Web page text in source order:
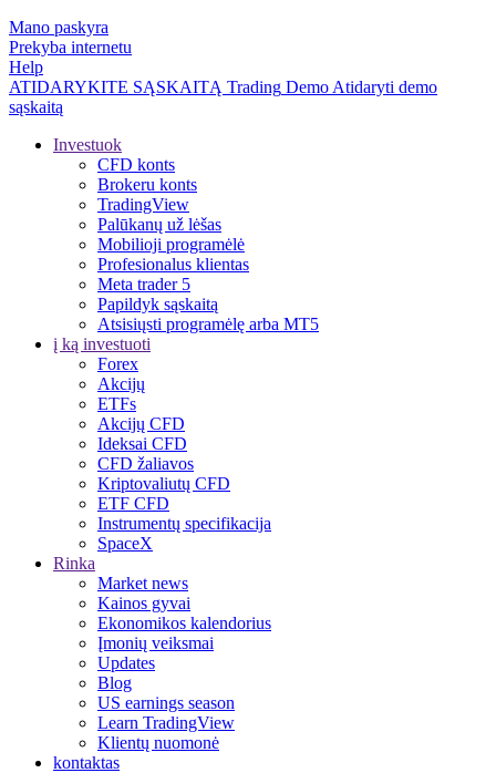
Mano paskyra
Prekyba internetu
Help
ATIDARYKITE SĄSKAITĄ Trading Demo Atidaryti demo
sąskaitą
Investuok
CFD konts
Brokeru konts
TradingView
Palūkanų už lėšas
Mobilioji programėlė
Profesionalus klientas
Meta trader 5
Papildyk sąskaitą
Atsisiųsti programėlę arba MT5
į ką investuoti
Forex
Akcijų
ETFs
Akcijų CFD
Ideksai CFD
CFD žaliavos
Kriptovaliutų CFD
ETF CFD
Instrumentų specifikacija
SpaceX
Rinka
Market news
Kainos gyvai
Ekonomikos kalendorius
Įmonių veiksmai
Updates
Blog
US earnings season
Learn TradingView
Klientų nuomonė
kontaktas